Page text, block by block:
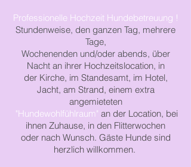
Professionelle Hochzeit Hundebetreuung !
Stundenweise, den ganzen Tag, mehrere
Tage,
Wochenenden und/oder abends, über
Nacht an ihrer Hochzeitslocation, in
der Kirche, im Standesamt, im Hotel,
Jacht, am Strand, einem extra
angemieteten
"Hundewohlfühlraum" an der Location, bei
ihnen Zuhause, in den Flitterwochen
oder nach Wunsch. Gäste Hunde sind
herzlich willkommen.